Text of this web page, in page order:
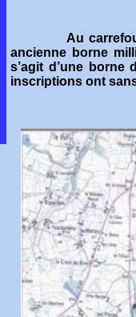
Au
ancienne borne
s’agit d’une
inscriptions ont